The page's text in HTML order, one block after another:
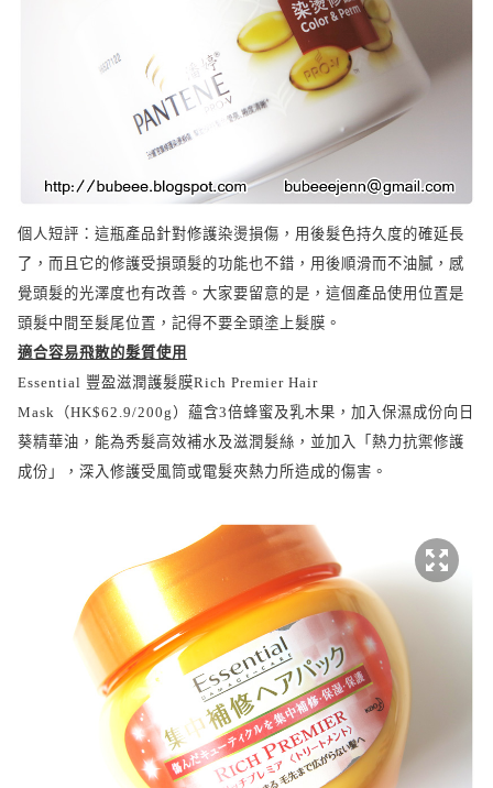
個人短評：這瓶產品針對修護染燙損傷，用後髮色持久度的確延長
了，而且它的修護受損頭髮的功能也不錯，用後順滑而不油膩，感
覺頭髮的光澤度也有改善。大家要留意的是，這個產品使用位置是
頭髮中間至髮尾位置，記得不要全頭塗上髮膜。
適合容易飛散的髮質使用
Essential 豐盈滋潤護髮膜Rich Premier Hair
Mask
（HK$62.9/200g ）蘊含3倍蜂蜜及乳木果，加入保濕成份向日
葵精華油，能為秀髮高效補水及滋潤髮絲，並加入「熱力抗禦修護
成份」，深入修護受風筒或電髮夾熱力所造成的傷害。